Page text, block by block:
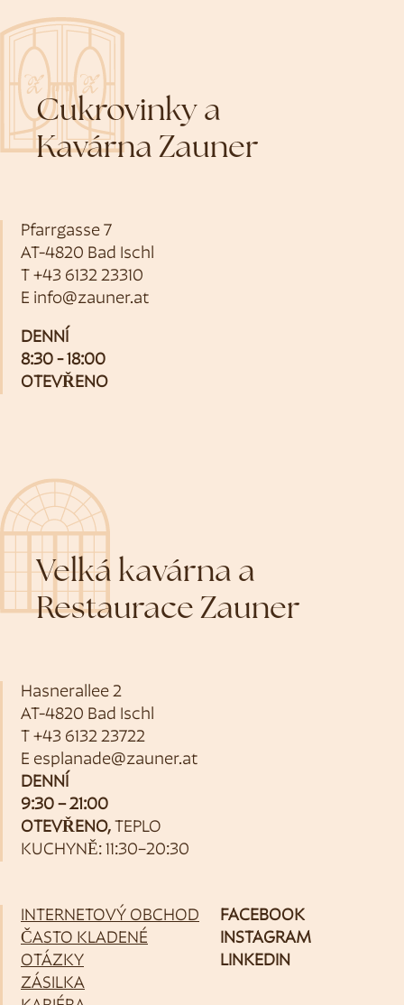
Cukrovinky a
Kavárna Zauner
Pfarrgasse 7
AT-4820 Bad Ischl
T +43 6132 23310
E info@zauner.at
DENNÍ
8:30 - 18:00
OTEVŘENO
Velká kavárna a
Restaurace Zauner
Hasnerallee 2
AT-4820 Bad Ischl
T +43 6132 23722
E esplanade@zauner.at
DENNÍ
9:30 – 21:00
OTEVŘENO, TEPLO
KUCHYNĚ: 11:30–20:30
INTERNETOVÝ OBCHOD
ČASTO KLADENÉ
OTÁZKY
ZÁSILKA
FACEBOOK
INSTAGRAM
LINKEDIN